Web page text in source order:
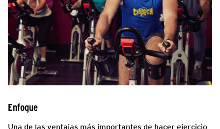
Enfoque
Una de las ventajas más importantes de hacer ejercicio